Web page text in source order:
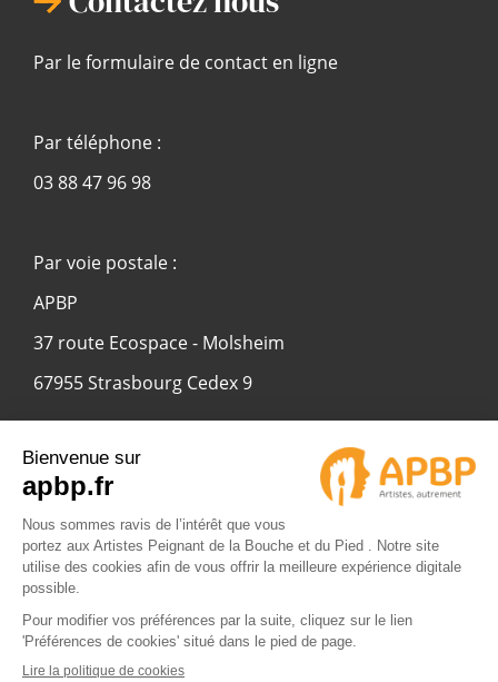
Par le formulaire de contact en ligne
Par téléphone :
03 88 47 96 98
Par voie postale :
APBP
37 route Ecospace - Molsheim
67955 Strasbourg Cedex 9